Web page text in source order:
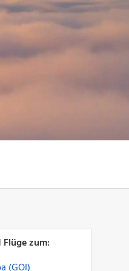
zum: